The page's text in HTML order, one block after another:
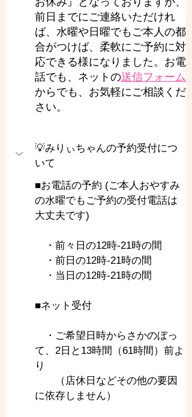
前日までにご連絡いただけれ
ば、水曜や日曜でもご本人の都
合がつけば、柔軟にご予約に対
応できる様になりました。お電
話でも、ネットの送信フォーム
からでも、お気軽にご相談くだ
さい。
💡みりぃちゃんの予約受付につ
いて
■お電話の予約 (ご本人おやすみ
の水曜でもご予約の受付電話は
大丈夫です)
・前々日の12時-21時の間
・前日の12時-21時の間
・当日の12時-21時の間
■ネット受付
・ご希望日時からさかのぼっ
て、2日と13時間（61時間）前よ
り
（店休日などその他の要因
に依存しません）